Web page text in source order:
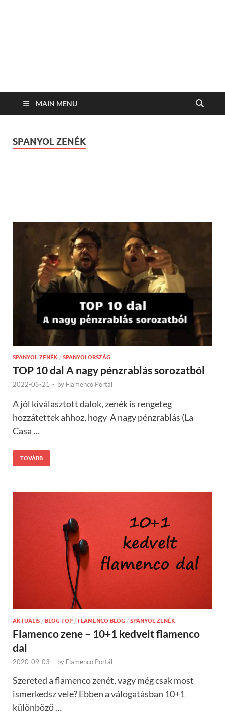
MAIN MENU
SPANYOL ZENÉK
SPANYOL ZENÉK / SPANYOLORSZÁG
TOP 10 dal A nagy pénzrablás sorozatból
2022-05-21 - by Flamenco Portál
A jól kiválasztott dalok, zenék is rengeteg
hozzátettek ahhoz, hogy A nagy pénzrablás (La
Casa …
TOVÁBB
AKTUÁLIS / BLOG TOP / FLAMENCO BLOG / SPANYOL ZENÉK
Flamenco zene – 10+1 kedvelt flamenco
dal
2020-09-03 - by Flamenco Portál
Szereted a flamenco zenét, vagy még csak most
ismerkedsz vele? Ebben a válogatásban 10+1
különböző …